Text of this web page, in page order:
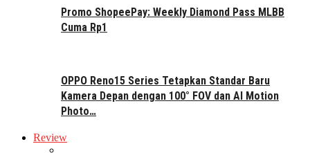
Promo ShopeePay: Weekly Diamond Pass MLBB
Cuma Rp1
OPPO Reno15 Series Tetapkan Standar Baru
Kamera Depan dengan 100° FOV dan AI Motion
Photo…
Review